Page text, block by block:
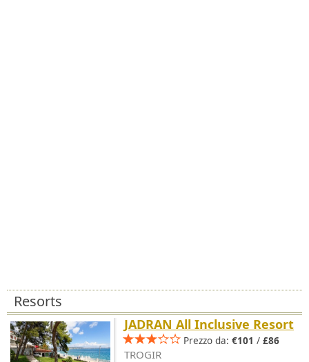
Resorts
JADRAN All Inclusive Resort
Prezzo da: €101 / £86
TROGIR